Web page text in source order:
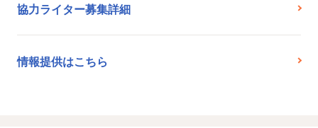
協力ライター募集詳細
情報提供はこちら